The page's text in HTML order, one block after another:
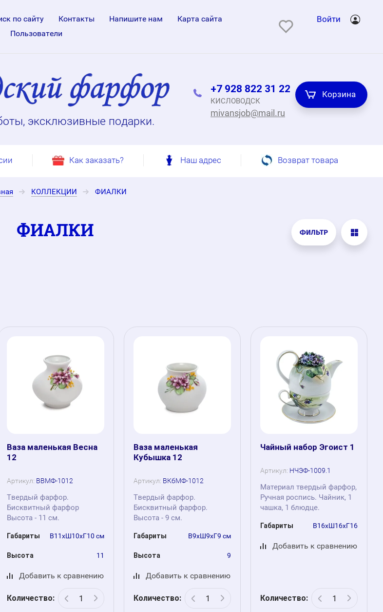
по сайту Контакты Напишите нам
Карта сайта
Пользователи
Войти
эксклюзивные подарки.
+7 928 822 31 22
КИСЛОВОДСК
mivansjob@mail.ru
Корзина
Как заказать? Наш адрес Возврат товара
КОЛЛЕКЦИИ ФИАЛКИ
ФИАЛКИ ФИЛЬТР
Ваза маленькая Весна
12
Артикул: ВВМФ-1012
Твердый фарфор.
Бисквитный фарфор
Высота - 11 см.
Габариты В11хШ10хГ10 см
Высота 11
Добавить к сравнению
Количество:
Ваза маленькая
Кубышка 12
Артикул: ВКбМФ-1012
Твердый фарфор.
Бисквитный фарфор.
Высота - 9 см.
Габариты В9хШ9хГ9 см
Высота 9
Добавить к сравнению
Количество:
Чайный набор Эгоист 1
Артикул: НЧЭФ-1009.1
Материал твердый фарфор,
Ручная роспись. Чайник, 1
чашка, 1 блюдце.
Габариты В16хШ16хГ16
Добавить к сравнению
Количество: